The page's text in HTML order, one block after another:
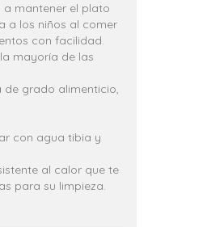
a mantener el plato
a los niños al comer
con facilidad.
mayoría de las
de grado alimenticio,
con agua tibia y
al calor que te
para su limpieza.